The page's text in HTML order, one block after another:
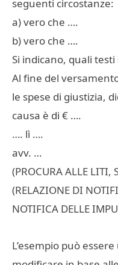
seguenti circostanze:
a) vero che ….
b) vero che ….
Si indicano, quali
Al fine del
le spese di giustizia,
causa è di € ….
…. lì ….
avv. …
(PROCURA ALLE LITI,
(RELAZIONE DI
NOTIFICA DELLE
L’esempio può